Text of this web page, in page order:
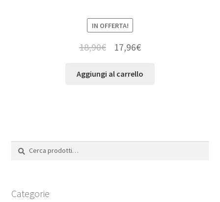
IN OFFERTA!
18,90€ 17,96€
Aggiungi al carrello
Categorie